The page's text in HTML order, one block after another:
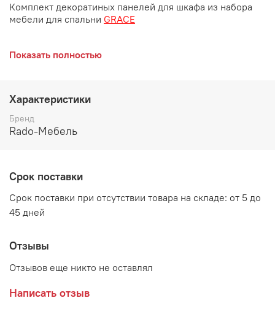
Комплект декоратиных панелей для шкафа из набора
мебели для спальни GRACE
Мебельная фабрика RADO
Показать полностью
Характеристики
Бренд
Rado-Мебель
Срок поставки
Срок поставки при отсутствии товара на складе: от 5 до
45 дней
Отзывы
Отзывов еще никто не оставлял
Написать отзыв